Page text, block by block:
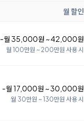
월 할인
-월 35,000원 ~ 42,000원
월 100만원 ~ 200만원 사용 시
-월 17,000원 ~ 30,000원
월 30만원 ~ 130만원 사용 시